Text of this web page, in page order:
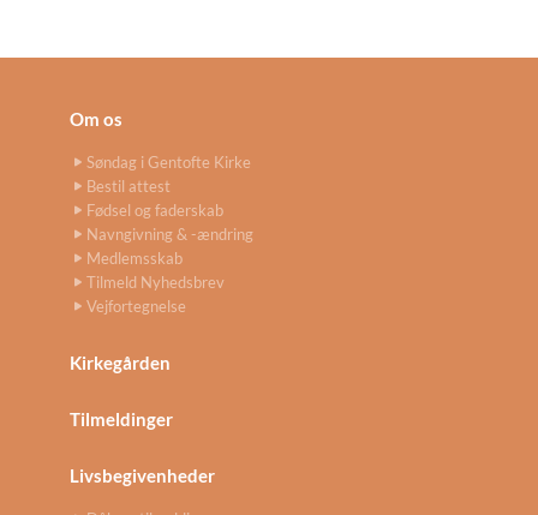
Om os
Søndag i Gentofte Kirke
Bestil attest
Fødsel og faderskab
Navngivning & -ændring
Medlemsskab
Tilmeld Nyhedsbrev
Vejfortegnelse
Kirkegården
Tilmeldinger
Livsbegivenheder